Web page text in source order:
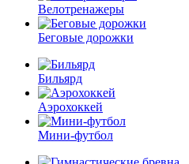
Велотренажеры
Беговые дорожки
Бильярд
Аэрохоккей
Мини-футбол